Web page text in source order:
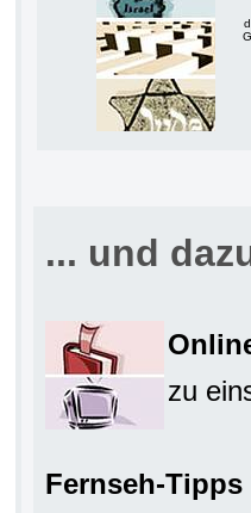
... und
zu
Fernseh-Tipps